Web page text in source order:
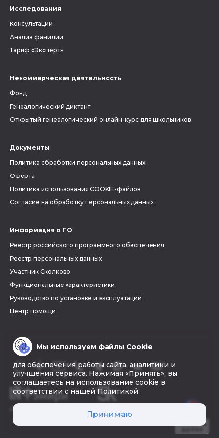
Исследования
Консультации
Анализ фамилии
Тариф «Эксперт»
Некоммерческая деятельность
Фонд
Генеалогический диктант
Открытый генеалогический онлайн-курс для школьников
Документы
Политика обработки персональных данных
Оферта
Политика использования COOKIE-файлов
Согласие на обработку персональных данных
Информация о ПО
Реестр российского программного обеспечения
Реестр персональных данных
Участник Сколково
Функциональные характеристики
Руководство по установке и эксплуатации
Центр помощи
© 2026 «Фэмири»
Мы используем файлы Cookie
для обеспечения работы сайта, аналитики и
улучшения сервиса. Нажимая «Принять», вы
соглашаетесь на использование cookie в
соответствии с нашей Политикой
Принимаю
Создать